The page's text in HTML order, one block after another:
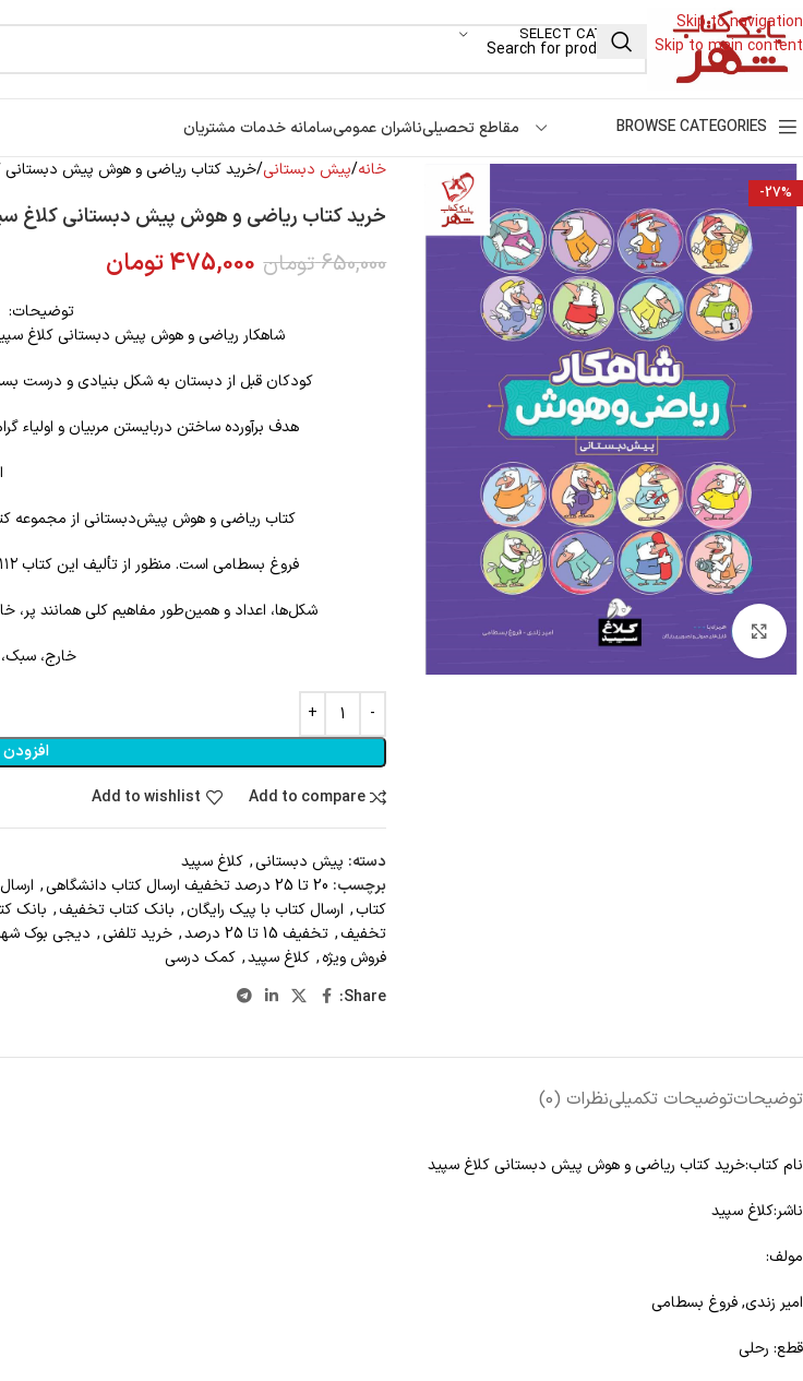
Skip to navigation
Skip to main content
SELECT CATEGORY
BROWSE CATEGORIES مقاطع تحصیلیناشران عمومیسامانه خدمات مشتریان
-27%
Click to enlarge
خانه پیش دبستانی خرید کتاب ریاضی و هوش پیش دبستانی
خرید کتاب ریاضی و هوش پیش دبستانی کلاغ
650,000 تومان 475,000تومان
توضیحات:
شاهکار ریاضی و هوش پیش دبستانی کلاغ
کودکان قبل از دبستان به شکل بنیادی و درست
هدف برآورده ساختن دربایستن مربیان و اولیاء
کتاب ریاضی و هوش پیش‌دبستانی از مجموعه
فروغ بسطامی است. منظور از تألیف این کتاب ۱۱۲ صفحه‌ای، آموزش مفاهیم پایه همانند رنگ‌ها، خط‌ها،
شکل‌ها، اعداد و همین‌طور مفاهیم کلی همانند
خارج،
Add to compare
Add to wishlist
دسته: پیش دبستانی, کلاغ سپید
برچسب: 20 تا 25 درصد تخفيف ارسال کتاب دانشگاهی ,
کتاب, ارسال کتاب با پيک رايگان, بانک کتاب تخفيف, بانک
تخفیف, تخفیف 15 تا 25 درصد , خريد تلفني, دیجی بوک
فروش ویژه, کلاغ سپید, کمک درسی
Share:
توضیحاتتوضیحات تکمیلینظرات (0)
نام کتاب:خرید کتاب ریاضی و هوش پیش دبستانی کلاغ سپید
ناشر:کلاغ سپید
مولف:
امیر زندی, فروغ بسطامی
قطع: رحلی